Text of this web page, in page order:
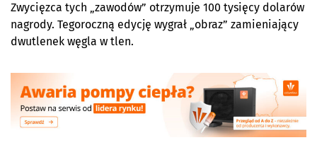
Zwycięzca tych „zawodów” otrzymuje 100 tysięcy dolarów
nagrody. Tegoroczną edycję wygrał „obraz” zamieniający
dwutlenek węgla w tlen.